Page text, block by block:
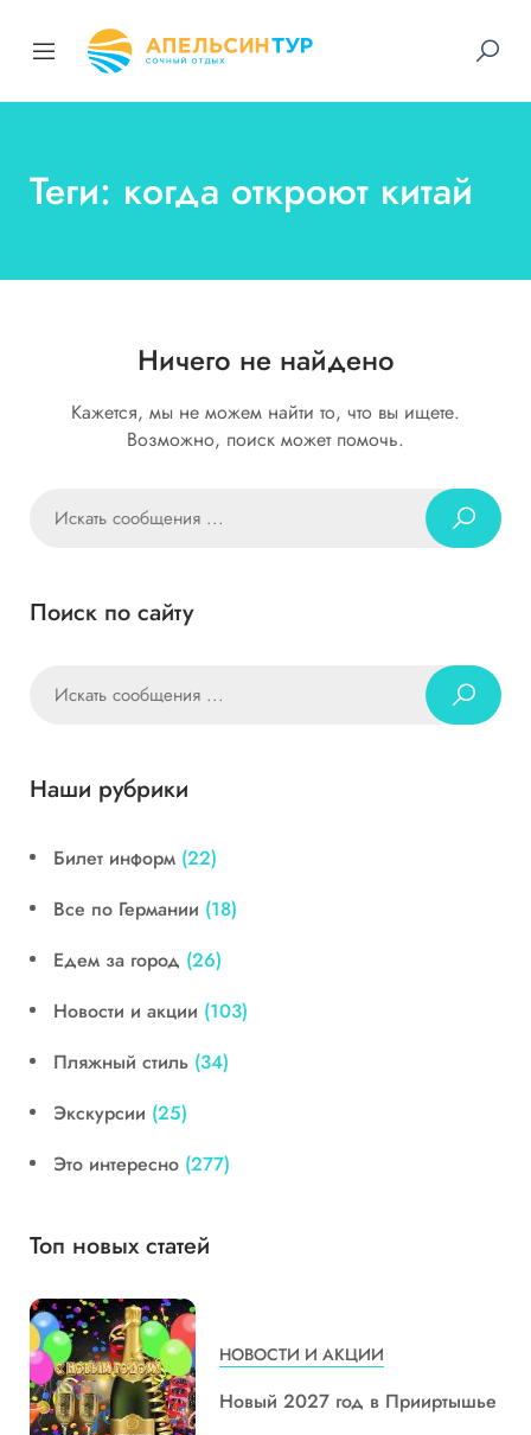
Теги: когда откроют китай
Ничего не найдено
Кажется, мы не можем найти то, что вы ищете.
Возможно, поиск может помочь.
Поиск по сайту
Наши рубрики
Билет информ (22)
Все по Германии (18)
Едем за город (26)
Новости и акции (103)
Пляжный стиль (34)
Экскурсии (25)
Это интересно (277)
Топ новых статей
НОВОСТИ И АКЦИИ
Новый 2027 год в Прииртышье